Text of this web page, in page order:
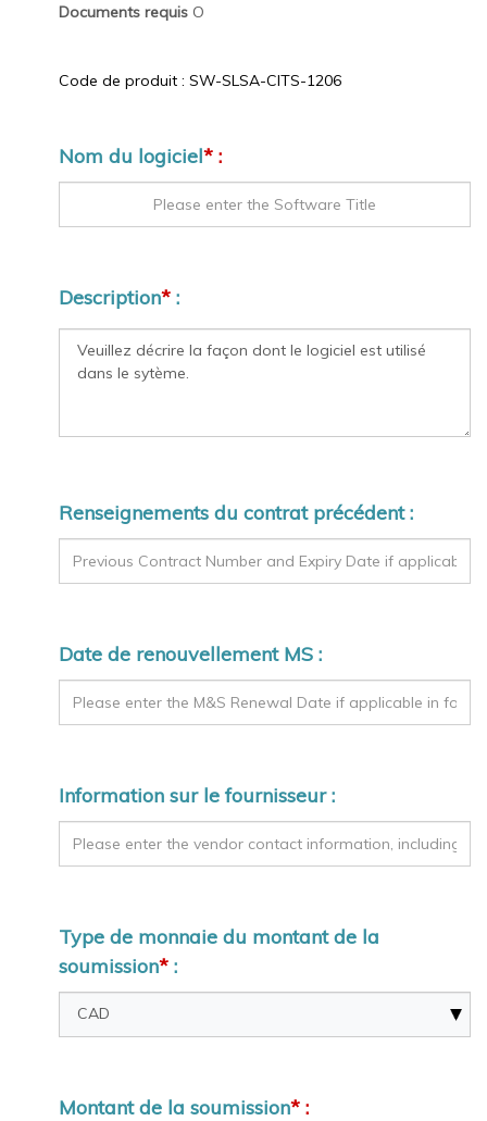
Documents requis O
Code de produit : SW-SLSA-CITS-1206
Nom du logiciel* :
Description* :
Renseignements du contrat précédent :
Date de renouvellement MS :
Information sur le fournisseur :
Type de monnaie du montant de la
soumission* :
Montant de la soumission* :